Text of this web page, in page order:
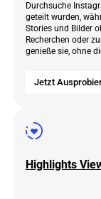
Durchsuche
geteilt wurden,
Stories und Bilder
Recherchen oder
genieße sie, ohne
Jetzt
Highlights